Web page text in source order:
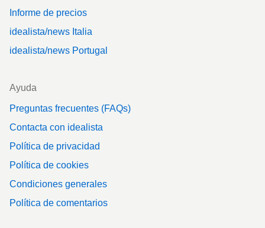
Informe de precios
idealista/news Italia
idealista/news Portugal
Ayuda
Preguntas frecuentes (FAQs)
Contacta con idealista
Política de privacidad
Política de cookies
Condiciones generales
Política de comentarios